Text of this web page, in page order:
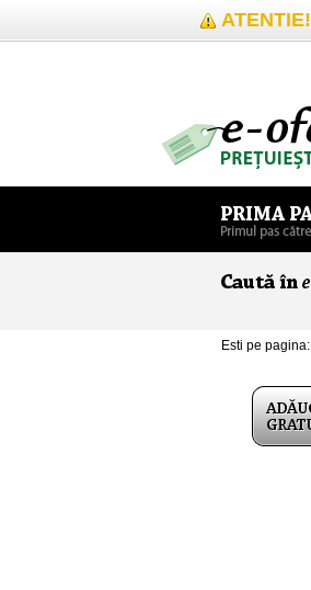
ATENTIE!
Esti pe pagina: